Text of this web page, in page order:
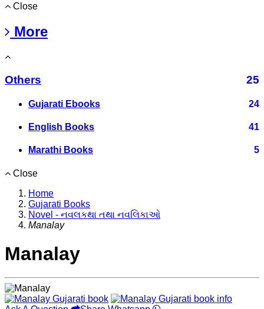
Close
More
Others 25
Gujarati Ebooks 24
English Books 41
Marathi Books 5
Close
Home
Gujarati Books
Novel - નવલકથા તથા નવલિકાઓ
Manalay
Manalay